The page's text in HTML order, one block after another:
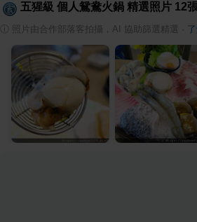
五猩級 個人鴛鴦火鍋 精選照片 12
照片由合作部落客拍攝，AI 協助篩選精選